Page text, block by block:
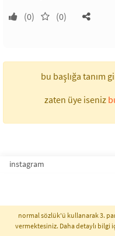
(0) (0)
bu başlığa tanım
zaten üye iseniz
instagram
normal sözlük'ü kullanarak 3.
vermektesiniz. Daha detaylı bilgi